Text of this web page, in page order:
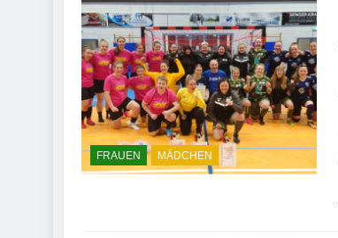
FRAUEN MÄDCHEN